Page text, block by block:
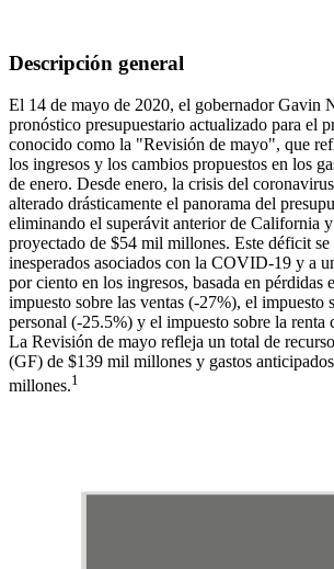
Descripción general
El 14 de mayo de 2020, el gobernador Gavin
pronóstico presupuestario actualizado para el
conocido como la "Revisión de mayo", que
los ingresos y los cambios propuestos en los
de enero. Desde enero, la crisis del
alterado drásticamente el panorama del
eliminando el superávit anterior de California
proyectado de $54 mil millones. Este déficit se
inesperados asociados con la COVID-19 y a
por ciento en los ingresos, basada en pérdidas
impuesto sobre las ventas (-27%), el impuesto
personal (-25.5%) y el impuesto sobre la renta
La Revisión de mayo refleja un total de
(GF) de $139 mil millones y gastos
millones.1